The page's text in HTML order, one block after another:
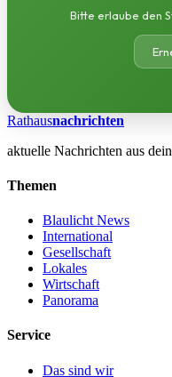
Bitte erlaube den
Rathausnachrichten
aktuelle Nachrichten aus
Themen
Blaulicht News
International
Gesellschaft
Lokales
Wirtschaft
Panorama
Service
Das sind wir